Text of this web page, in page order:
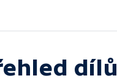
dílů